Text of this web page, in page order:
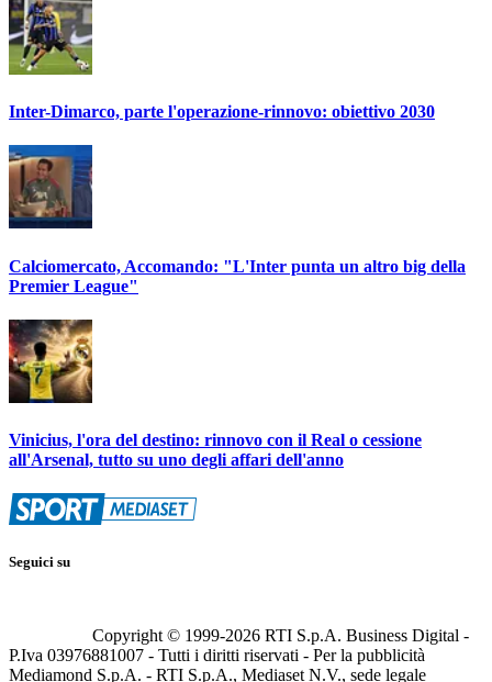
Inter-Dimarco, parte l'operazione-rinnovo: obiettivo 2030
Calciomercato, Accomando: "L'Inter punta un altro big della
Premier League"
Vinicius, l'ora del destino: rinnovo con il Real o cessione
all'Arsenal, tutto su uno degli affari dell'anno
Seguici su
Copyright © 1999-2026 RTI S.p.A. Business Digital -
P.Iva 03976881007 - Tutti i diritti riservati - Per la pubblicità
Mediamond S.p.A. - RTI S.p.A., Mediaset N.V., sede legale